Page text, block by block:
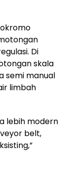
Di
skala
semi manual
limbah
lebih modern
belt,